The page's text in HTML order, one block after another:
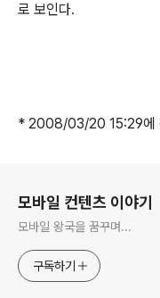
로 보인다.
* 2008/03/20 15:29에
모바일 컨텐츠 이야기
모바일 왕국을 꿈꾸며...
구독하기